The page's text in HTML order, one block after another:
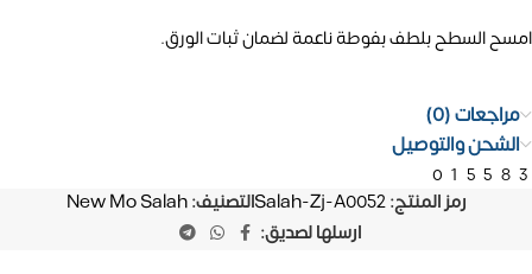
امسح السطح بلطف بفوطة ناعمة لضمان ثبات الورق.
مراجعات (0)
الشحن والتوصيل
رمز المنتج:Salah-Zj-A0052التصنيف:New Mo Salah
ارسلها لصديق: